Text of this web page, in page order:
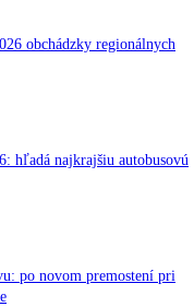
obchádzky regionálnych
hľadá najkrajšiu autobusovú
po novom premostení pri